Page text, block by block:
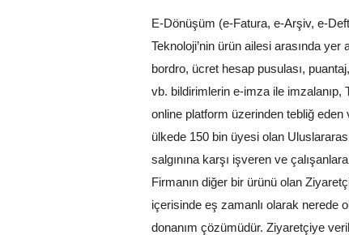
E-Dönüşüm (e-Fatura, e-Arşiv, e-
Teknoloji’nin ürün ailesi arasında
bordro, ücret hesap pusulası,
vb. bildirimlerin e-imza ile imzalanıp,
online platform üzerinden tebliğ
ülkede 150 bin üyesi olan
salgınına karşı işveren ve
Firmanın diğer bir ürünü olan
içerisinde eş zamanlı olarak nerede
donanım çözümüdür. Ziyaretçiye